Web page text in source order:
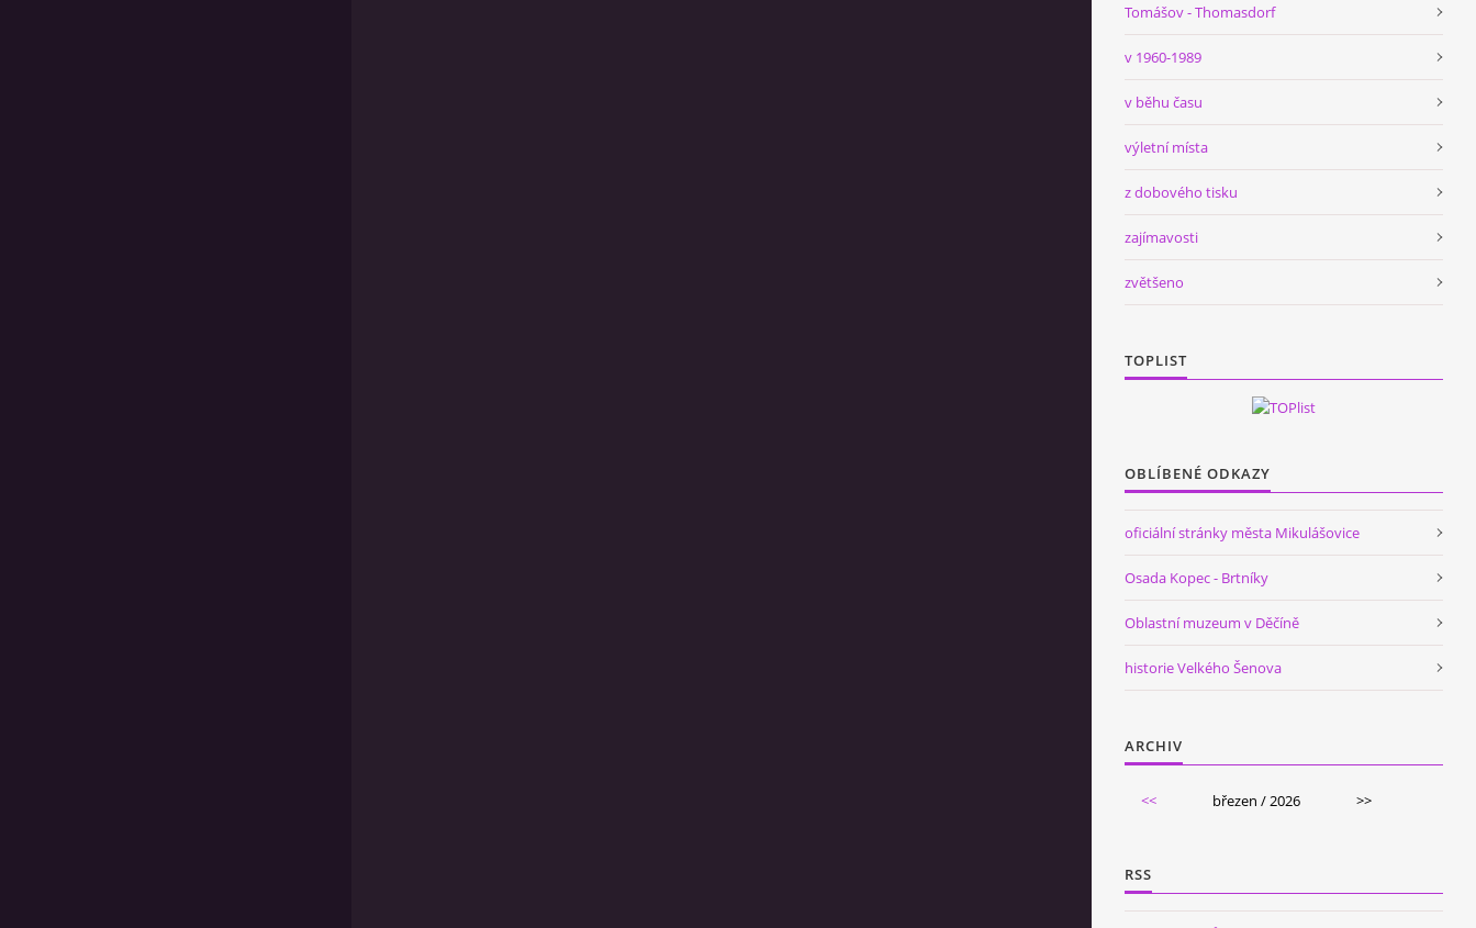
Tomášov - Thomasdorf
v 1960-1989
v běhu času
výletní místa
z dobového tisku
zajímavosti
zvětšeno
TOPLIST
OBLÍBENÉ ODKAZY
oficiální stránky města Mikulášovice
Osada Kopec - Brtníky
Oblastní muzeum v Děčíně
historie Velkého Šenova
ARCHIV
<< březen / 2026 >>
RSS